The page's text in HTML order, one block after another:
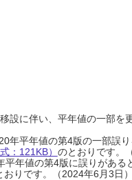
設に伴い、平年値の一部を
年平年値の第4版の一部誤
：121KB） のとおりです。
年値の第4版に誤りがあ
おりです。（2024年6月3日）